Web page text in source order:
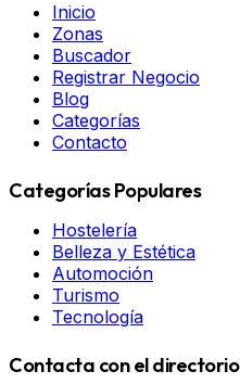
Inicio
Zonas
Buscador
Registrar Negocio
Blog
Categorías
Contacto
Categorías Populares
Hostelería
Belleza y Estética
Automoción
Turismo
Tecnología
Contacta con el directorio